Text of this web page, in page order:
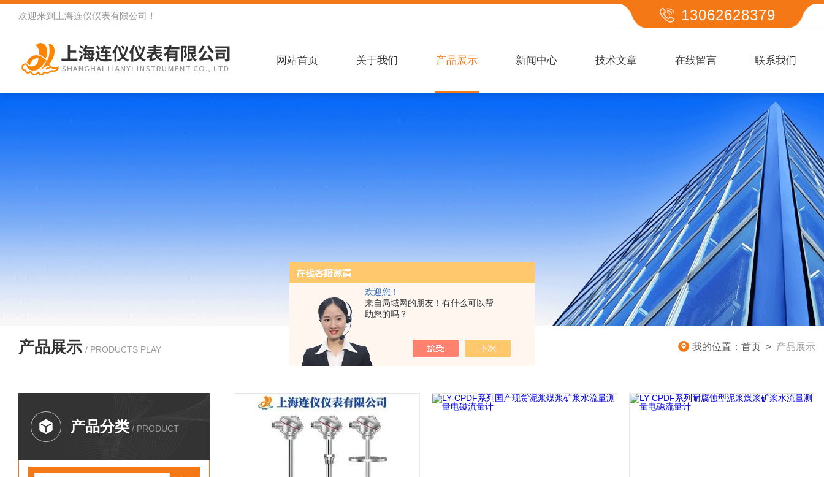
欢迎您！
来自局域网的朋友！有什么可以帮
助您的吗？
欢迎来到 上海连仪仪表有限公司 ！ 13062628379
网站首页 关于我们 产品展示 新闻中心 技术文章 在线留言 联系我们
产品展示 / PRODUCTS PLAY 我的位置： 首页 > 产品展示
产品分类 / PRODUCT